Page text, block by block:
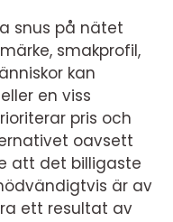
snus på nätet
smakprofil,
kan
en viss
pris och
oavsett
att det billigaste
är av
ett resultat av